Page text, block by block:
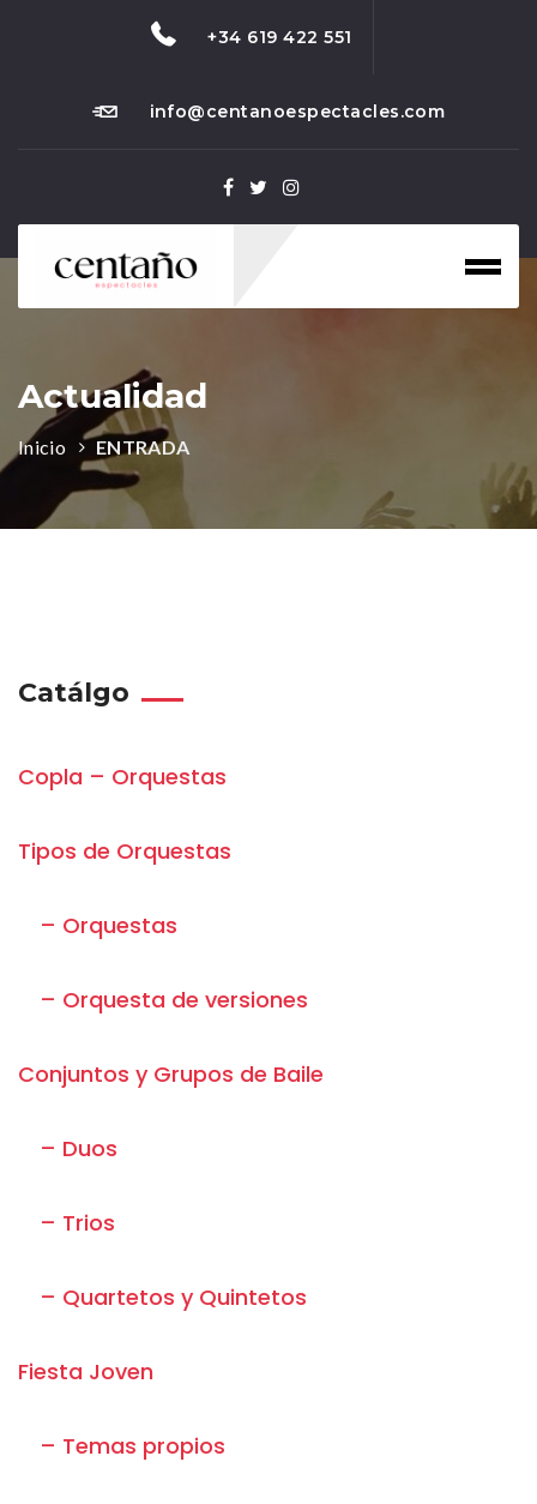
+34 619 422 551
info@centanoespectacles.com
Actualidad
Inicio ENTRADA
Catálgo
Copla – Orquestas
Tipos de Orquestas
– Orquestas
– Orquesta de versiones
Conjuntos y Grupos de Baile
– Duos
– Trios
– Quartetos y Quintetos
Fiesta Joven
– Temas propios